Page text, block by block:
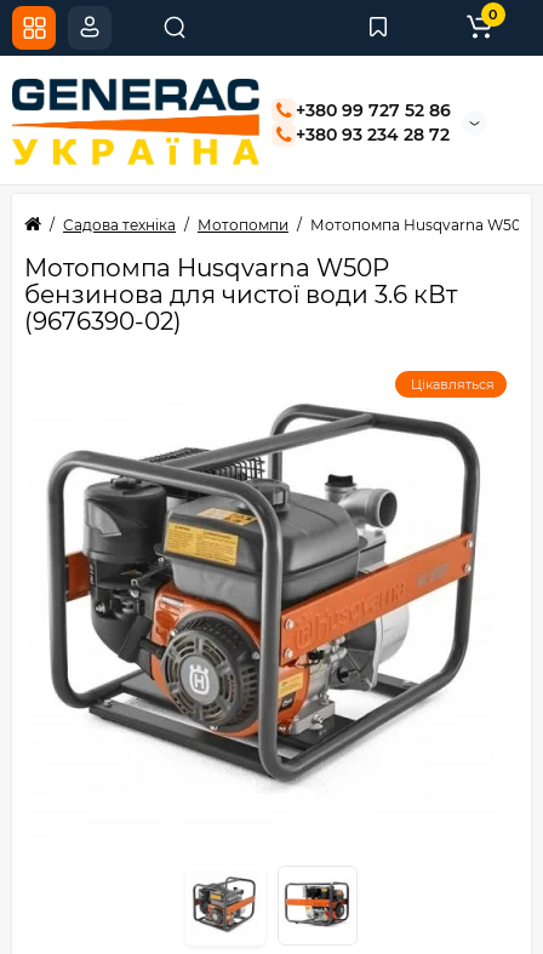
+380 99 727 52 86
+380 93 234 28 72
0
Садова техніка Мотопомпи Мотопомпа Husqvarna W50P
Мотопомпа Husqvarna W50P
бензинова для чистої води 3.6 кВт
(9676390-02)
Цікавляться